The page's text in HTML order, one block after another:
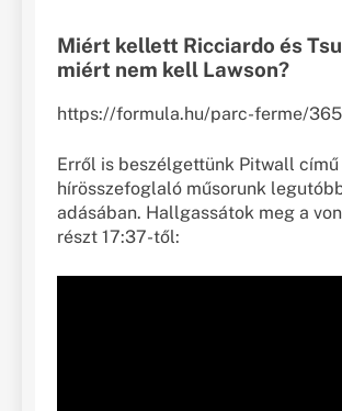
Miért kellett Ricciardo és
miért nem kell Lawson?
https://formula.hu/parc-ferme/
Erről is beszélgettünk Pitwall című
hírösszefoglaló műsorunk
adásában. Hallgassátok meg a
részt 17:37-től: